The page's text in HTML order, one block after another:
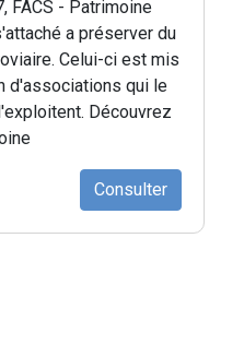
FACS - Patrimoine
a préserver du
Celui-ci est mis
d'associations qui le
Découvrez
Consulter